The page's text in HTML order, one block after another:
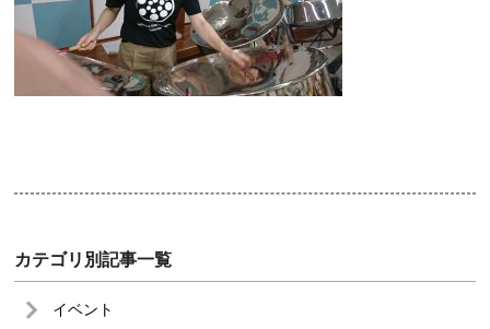
カテゴリ別記事一覧
イベント